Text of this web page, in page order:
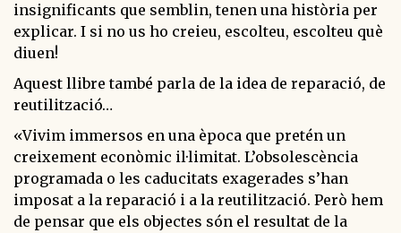
insignificants que semblin, tenen una història per
explicar. I si no us ho creieu, escolteu, escolteu què
diuen!
Aquest llibre també parla de la idea de reparació, de
reutilització…
«Vivim immersos en una època que pretén un
creixement econòmic il·limitat. L’obsolescència
programada o les caducitats exagerades s’han
imposat a la reparació i a la reutilització. Però hem
de pensar que els objectes són el resultat de la